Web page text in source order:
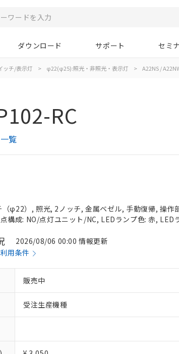
ダウンロード サポート セミナ
ッチ/表示灯 > φ22(φ25):照光・非照光・表示灯 > A22NS /
RC
覧
（φ22）, 照光, 2ノッチ, 金属ベゼル, 手動復帰, 操作
構成: NO/点灯ユニット/NC, LEDランプ色: 赤, LED
2026/08/06 00:00 情報更新
用条件
販売中
受注生産機種